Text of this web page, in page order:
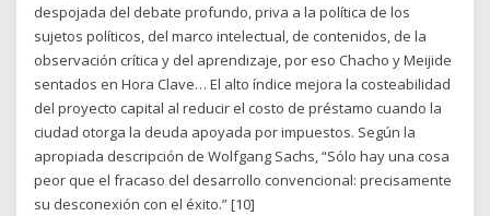
despojada del debate profundo, priva a la política de los
sujetos políticos, del marco intelectual, de contenidos, de la
observación crítica y del aprendizaje, por eso Chacho y Meijide
sentados en Hora Clave… El alto índice mejora la costeabilidad
del proyecto capital al reducir el costo de préstamo cuando la
ciudad otorga la deuda apoyada por impuestos. Según la
apropiada descripción de Wolfgang Sachs, “Sólo hay una cosa
peor que el fracaso del desarrollo convencional: precisamente
su desconexión con el éxito.”[10]